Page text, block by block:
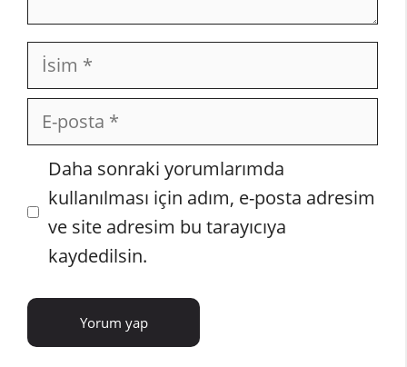
İsim
posta
İnternet
sitesi
Daha sonraki yorumlarımda
kullanılması için adım, e-posta adresim
ve site adresim bu tarayıcıya
kaydedilsin.